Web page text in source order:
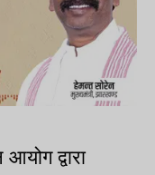
द्वारा